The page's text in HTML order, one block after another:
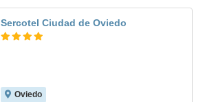
Sercotel Ciudad de Oviedo
Oviedo